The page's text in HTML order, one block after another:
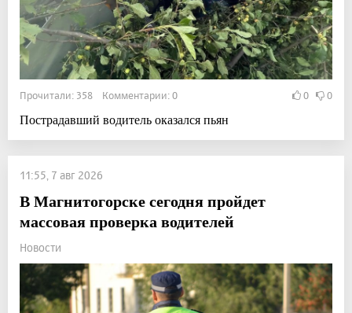
Прочитали: 358 Комментарии: 0 0 0
Пострадавший водитель оказался пьян
11:55, 7 авг 2026
В Магнитогорске сегодня пройдет
массовая проверка водителей
Новости